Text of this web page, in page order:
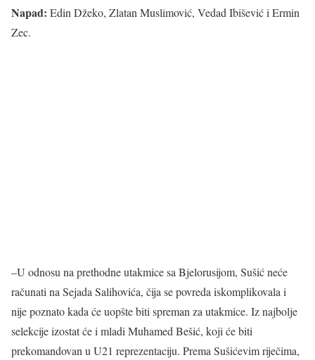
Napad: Edin Džeko, Zlatan Muslimović, Vedad Ibišević i Ermin
Zec.
–U odnosu na prethodne utakmice sa Bjelorusijom, Sušić neće
računati na Sejada Salihovića, čija se povreda iskomplikovala i
nije poznato kada će uopšte biti spreman za utakmice. Iz najbolje
selekcije izostat će i mladi Muhamed Bešić, koji će biti
prekomandovan u U21 reprezentaciju. Prema Sušićevim riječima,